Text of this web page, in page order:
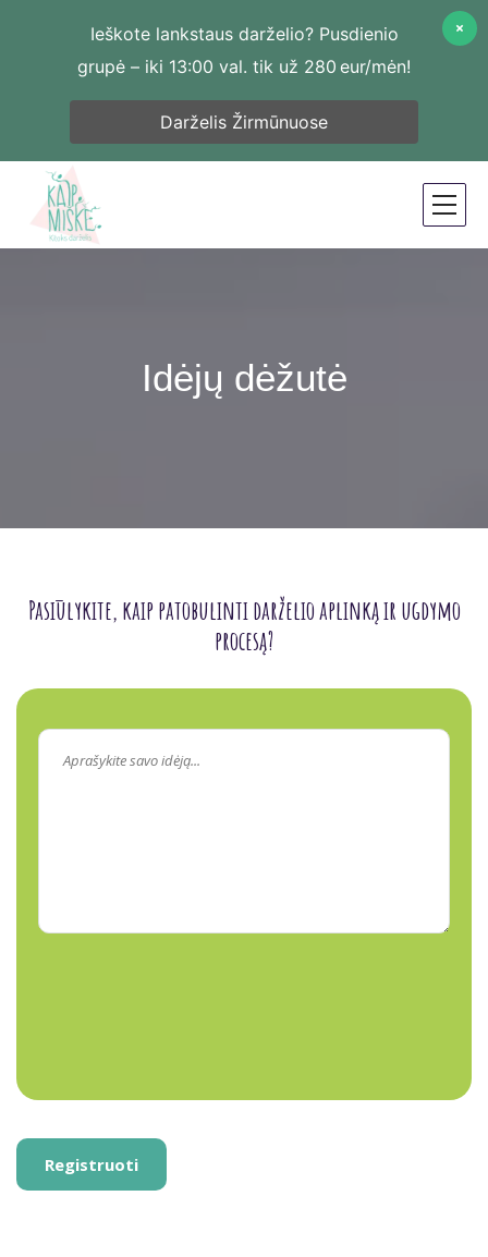
Idėjų dėžutė
Pasiūlykite, kaip patobulinti darželio aplinką ir ugdymo
procesą?
Ieškote lankstaus darželio? Pusdienio
grupė – iki 13:00 val. tik už 280 eur/mėn!
Darželis Žirmūnuose